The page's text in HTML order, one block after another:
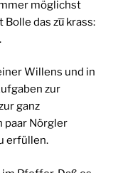
möglichst
das zu̅ krass:
Willens und in
zur
ganz
paar Nörgler
erfüllen.